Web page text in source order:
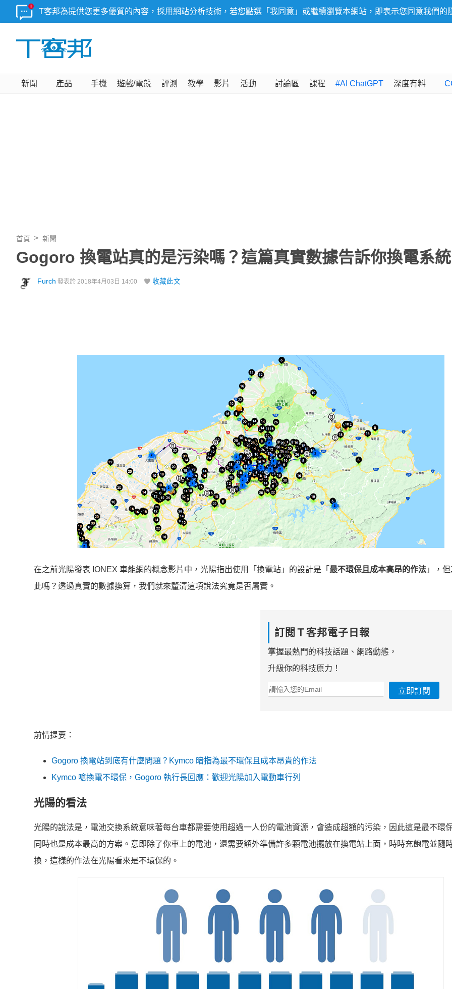
T客邦為提供您更多優質的內容，採用網站分析技術，若您點選「我同意」或繼續瀏覽本網站，即表示您同意我們的
新聞 產品 手機 遊戲/電競 評測 教學 影片 活動 討論區 課程 #AI ChatGPT 深度有料
首頁 新聞
Gogoro 換電站真的是污染嗎？這篇真實數據告訴你換電系
Furch 發表於 2018年4月03日 14:00 收藏此文
在之前光陽發表 IONEX 車能網的概念影片中，光陽指出使用「換電站」的設計是「 最不環保且成本高昂的作法 」，
此嗎？透過真實的數據換算，我們就來釐清這項說法究竟是否屬實。
訂閱Ｔ客邦電子日報
掌握最熱門的科技話題、網路動態，
升級你的科技原力！
立即訂閱
前情提要：
Gogoro 換電站到底有什麼問題？Kymco 暗指為最不環保且成本昂貴的作法
Kymco 嗆換電不環保，Gogoro 執行長回應：歡迎光陽加入電動車行列
光陽的看法
光陽的說法是，電池交換系統意味著每台車都需要使用超過一人份的電池資源，會造成超額的污染，因此這是最不環
同時也是成本最高的方案。意即除了你車上的電池，還需要額外準備許多顆電池擺放在換電站上面，時時充飽電並隨
換，這樣的作法在光陽看來是不環保的。